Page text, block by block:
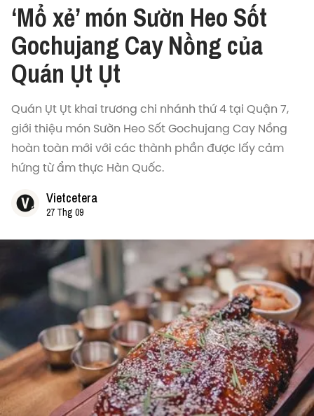
‘Mổ xẻ’ món Sườn Heo Sốt
Gochujang Cay Nồng của
Quán Ụt Ụt
Quán Ụt Ụt khai trương chi nhánh thứ 4 tại Quận 7,
giới thiệu món Sườn Heo Sốt Gochujang Cay Nồng
hoàn toàn mới với các thành phần được lấy cảm
hứng từ ẩm thực Hàn Quốc.
Vietcetera
27 Thg 09